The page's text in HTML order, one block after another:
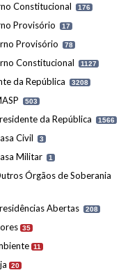
Constitucional 176
Provisório 17
Provisório 78
Constitucional 1127
da República 3208
503
da República 1566
Civil 3
Militar 1
Órgãos de Soberania
Abertas 208
35
11
20